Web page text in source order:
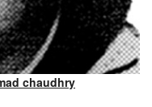
chaudhry